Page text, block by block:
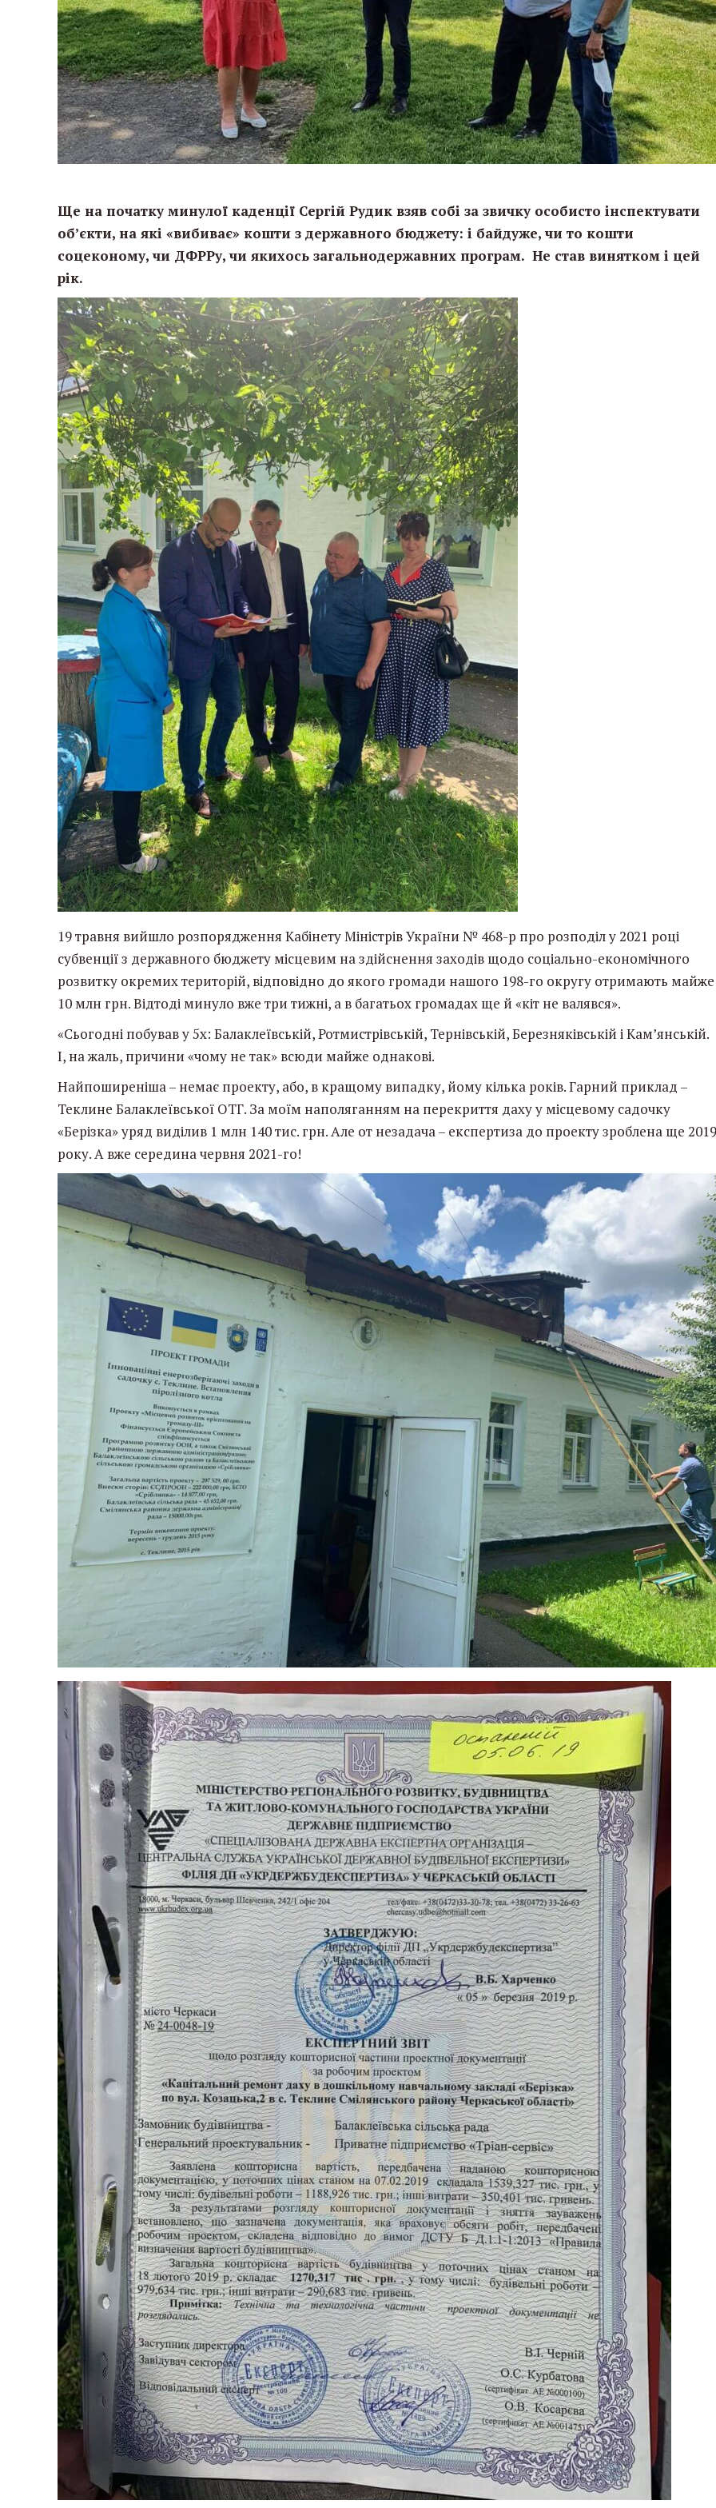
Ще на початку минулої каденції Сергій Рудик взяв собі за звичку особисто інспектувати
об’єкти, на які «вибиває» кошти з державного бюджету: і байдуже, чи то кошти
соцеконому, чи ДФРРу, чи якихось загальнодержавних програм. Не став винятком і цей
рік.
19 травня вийшло розпорядження Кабінету Міністрів України № 468-р про розподіл у 2021 році
субвенції з державного бюджету місцевим на здійснення заходів щодо соціально-економічного
розвитку окремих територій, відповідно до якого громади нашого 198-го округу отримають майже
10 млн грн. Відтоді минуло вже три тижні, а в багатьох громадах ще й «кіт не валявся».
«Сьогодні побував у 5х: Балаклеївській, Ротмистрівській, Тернівській, Березняківській і Кам’янській.
І, на жаль, причини «чому не так» всюди майже однакові.
Найпоширеніша – немає проекту, або, в кращому випадку, йому кілька років. Гарний приклад –
Теклине Балаклеївської ОТГ. За моїм наполяганням на перекриття даху у місцевому садочку
«Берізка» уряд виділив 1 млн 140 тис. грн. Але от незадача – експертиза до проекту зроблена ще 2019
року. А вже середина червня 2021-го!